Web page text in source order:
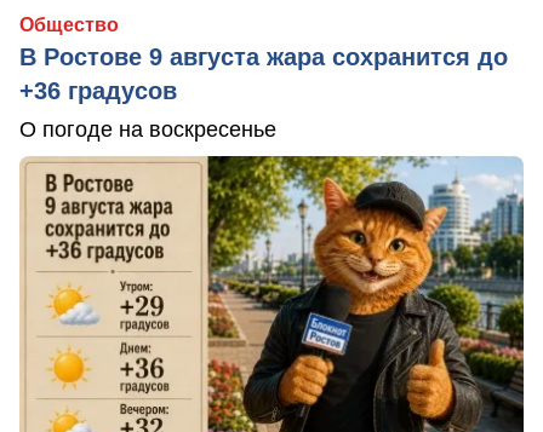
Общество
В Ростове 9 августа жара сохранится до
+36 градусов
О погоде на воскресенье